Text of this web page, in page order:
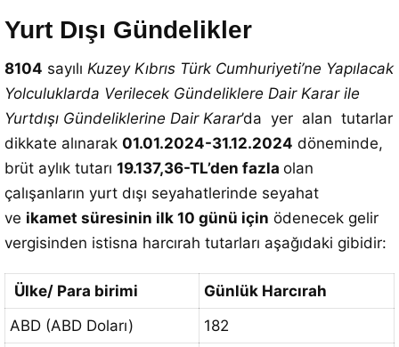
Yurt Dışı Gündelikler
8104 sayılı Kuzey Kıbrıs Türk Cumhuriyeti’ne Yapılacak
Yolculuklarda Verilecek Gündeliklere Dair Karar ile
Yurtdışı Gündeliklerine Dair Karar’da yer alan tutarlar
dikkate alınarak 01.01.2024-31.12.2024 döneminde,
brüt aylık tutarı 19.137,36-TL’den fazla olan
çalışanların yurt dışı seyahatlerinde seyahat
ve ikamet süresinin ilk 10 günü için ödenecek gelir
vergisinden istisna harcırah tutarları aşağıdaki gibidir:
Ülke/ Para birimi
Günlük Harcırah
ABD (ABD Doları)
182